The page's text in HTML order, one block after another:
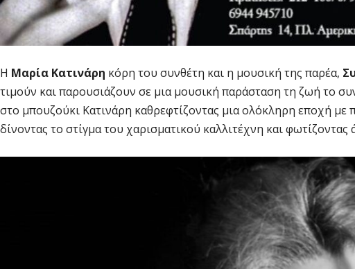
Η Μαρία Κατινάρη κόρη του συνθέτη και η μουσική της παρέα,
τιμούν και παρουσιάζουν σε μια μουσική παράσταση τη ζωή το
στο μπουζούκι Κατινάρη καθρεφτίζοντας μια ολόκληρη εποχή
δίνοντας το στίγμα του χαρισματικού καλλιτέχνη και φωτίζοντας